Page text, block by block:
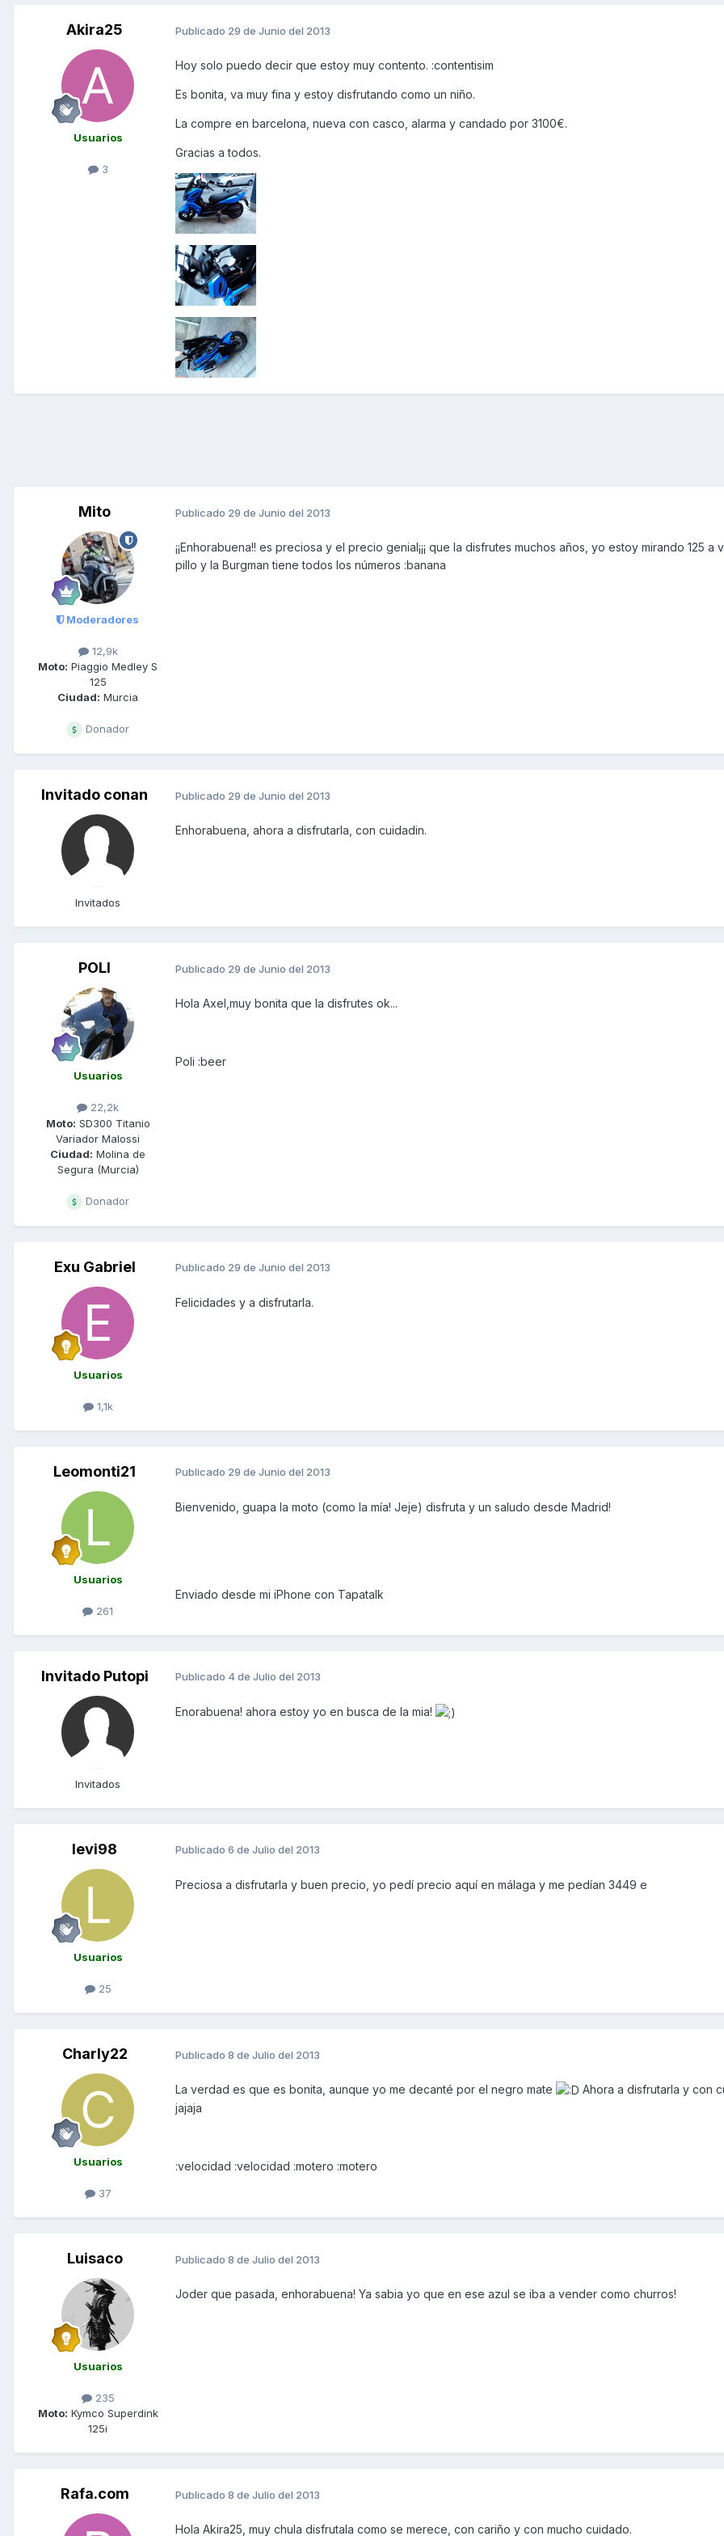
Akira25
Usuarios
3
Publicado 29 de Junio del 2013
Hoy solo puedo decir que estoy muy contento. :contentisim
Es bonita, va muy fina y estoy disfrutando como un niño.
La compre en barcelona, nueva con casco, alarma y candado por 3100€.
Gracias a todos.
Mito
Moderadores
12,9k
Moto: Piaggio Medley S
125
Ciudad: Murcia
Donador
Publicado 29 de Junio del 2013
¡¡Enhorabuena!! es preciosa y el precio genial¡¡¡ que la disfrutes muchos años, yo estoy mirando 125 a
pillo y la Burgman tiene todos los números :banana
Invitado conan
Invitados
Publicado 29 de Junio del 2013
Enhorabuena, ahora a disfrutarla, con cuidadin.
POLI
Usuarios
22,2k
Moto: SD300 Titanio
Variador Malossi
Ciudad: Molina de
Segura (Murcia)
Donador
Publicado 29 de Junio del 2013
Hola Axel,muy bonita que la disfrutes ok...
Poli :beer
Exu Gabriel
Usuarios
1,1k
Publicado 29 de Junio del 2013
Felicidades y a disfrutarla.
Leomonti21
Usuarios
261
Publicado 29 de Junio del 2013
Bienvenido, guapa la moto (como la mía! Jeje) disfruta y un saludo desde Madrid!
Enviado desde mi iPhone con Tapatalk
Invitado Putopi
Invitados
Publicado 4 de Julio del 2013
Enorabuena! ahora estoy yo en busca de la mia!
levi98
Usuarios
25
Publicado 6 de Julio del 2013
Preciosa a disfrutarla y buen precio, yo pedí precio aquí en málaga y me pedían 3449 e
Charly22
Usuarios
37
Publicado 8 de Julio del 2013
La verdad es que es bonita, aunque yo me decanté por el negro mate
Ahora a disfrutarla y con
jajaja
:velocidad :velocidad :motero :motero
Luisaco
Usuarios
235
Moto: Kymco Superdink
125i
Publicado 8 de Julio del 2013
Joder que pasada, enhorabuena! Ya sabia yo que en ese azul se iba a vender como churros!
Rafa.com Publicado 8 de Julio del 2013
Hola Akira25, muy chula disfrutala como se merece, con cariño y con mucho cuidado.